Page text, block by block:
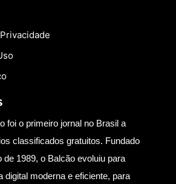
foi o primeiro jornal no Brasil a
classificados gratuitos. Fundado
de 1989, o Balcão evoluiu para
digital moderna e eficiente, para